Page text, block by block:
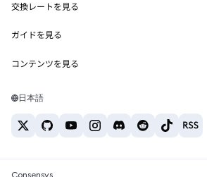
MetaMask Connect
Snaps
Web3サービス
セキュリティ
サポート
キャリア
お問い合わせ
イーサリアムの価格
Solanaの価格
Tetherの価格
交換レートを見る
ETH→USD
USDT→INR
BTC→INR
ETH→USDT
ガイドを見る
ETHの購入
USDTの購入
SHIBの購入
コンテンツを見る
Solanaウォレット
日本語
Consensys